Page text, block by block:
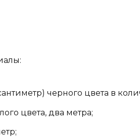
черного цвета в
цвета, два метра;